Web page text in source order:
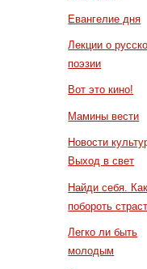
Евангелие дня
Лекции о
поэзии
Вот это кино!
Мамины вести
Новости
Выход в свет
Найди себя. Как
побороть
Легко ли быть
молодым